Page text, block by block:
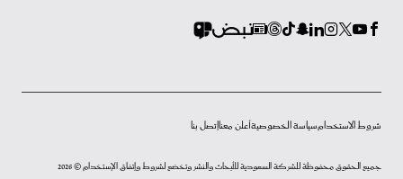
شروط الاستخدامسياسة الخصوصيةأعلن معناإتصل بنا
جميع الحقوق محفوظة للشركة السعودية للأبحاث والنشر وتخضع لشروط وإتفاق الإستخدام © 2026